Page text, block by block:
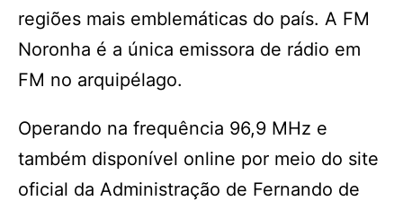
regiões mais emblemáticas do país. A FM
Noronha é a única emissora de rádio em
FM no arquipélago.
Operando na frequência 96,9 MHz e
também disponível online por meio do site
oficial da Administração de Fernando de